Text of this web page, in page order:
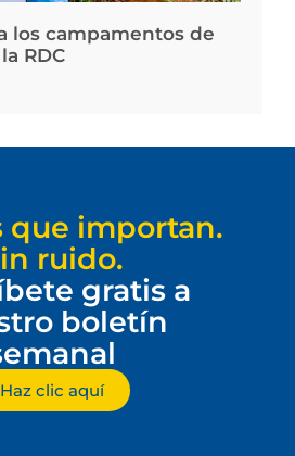
los campamentos de
RDC
que importan.
ruido.
gratis a
boletín
Haz clic aquí